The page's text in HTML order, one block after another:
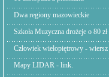
Dwa regiony mazowieckie
Szkoła Muzyczna drożeje o 80 zł
Człowiek wielopiętrowy - wiersz
Mapy LIDAR - link.